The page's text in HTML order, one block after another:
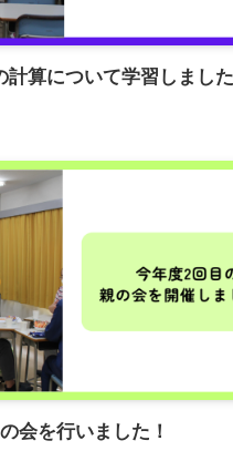
計算について学習しました
会を行いました！